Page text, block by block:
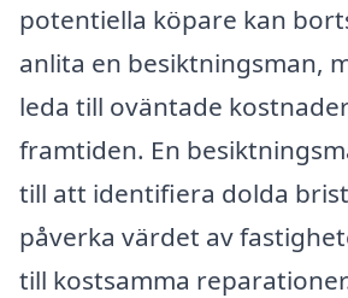
potentiella köpare kan
anlita en besiktningsman,
leda till oväntade
framtiden. En
till att identifiera dolda
påverka värdet av
till kostsamma